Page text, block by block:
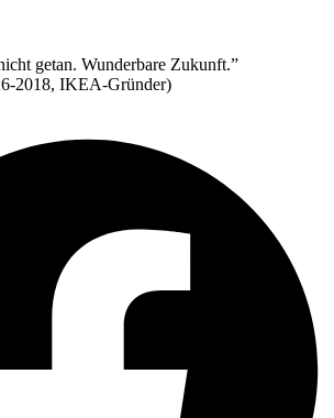
getan. Wunderbare Zukunft.”
2018, IKEA-Gründer)